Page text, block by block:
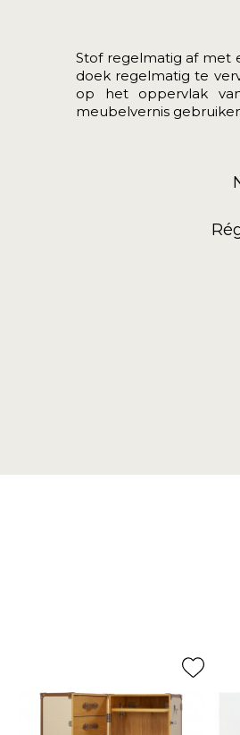
Stof regelmatig af met
doek regelmatig te
op het oppervlak
meubelvernis